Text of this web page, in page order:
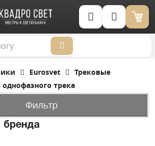
Корзина (0)
Eurosvet
Трековые
трека
Фильтр
бренда